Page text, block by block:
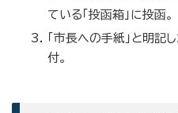
ている「投函箱」に投函。
「市長への手紙」と明記
付。